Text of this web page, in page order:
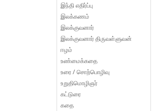
இந்தி எதிர்ப்பு
இலக்கணம்
இலக்குவனார்
இலக்குவனார் திருவள்ளுவன்
ஈழம்
உண்மைக்கதை
உரை / சொற்பொழிவு
உறுதிமொழிஞர்
கட்டுரை
கதை